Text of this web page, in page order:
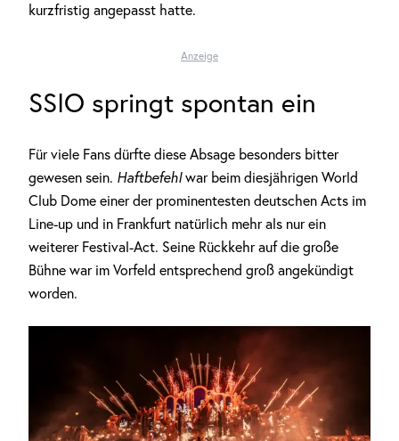
kurzfristig angepasst hatte.
Anzeige
SSIO springt spontan ein
Für viele Fans dürfte diese Absage besonders bitter
gewesen sein. Haftbefehlwar beim diesjährigen World
Club Dome einer der prominentesten deutschen Acts im
Line-up und in Frankfurt natürlich mehr als nur ein
weiterer Festival-Act. Seine Rückkehr auf die große
Bühne war im Vorfeld entsprechend groß angekündigt
worden.